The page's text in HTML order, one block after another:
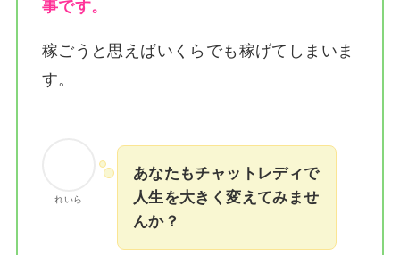
事です。
稼ごうと思えばいくらでも稼げてしまいま
す。
れいら
あなたもチャットレディで
人生を大きく変えてみませ
んか？